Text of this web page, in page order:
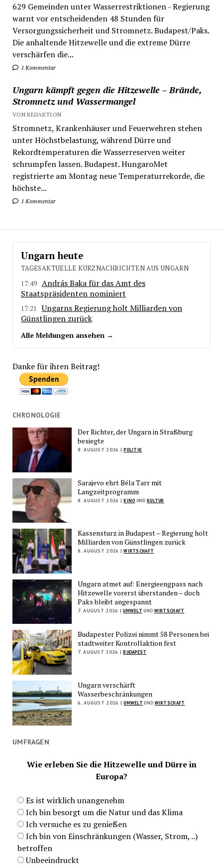
629 Gemeinden unter Wasserrestriktionen - Regierung
warnt vor entscheidenden 48 Stunden für
Versorgungssicherheit und Stromnetz. Budapest/Paks.
Die anhaltende Hitzewelle und die extreme Dürre
verschärfen die...
1 Kommentar
Ungarn kämpft gegen die Hitzewelle – Brände,
Stromnetz und Wassermangel
VON REDAKTION
Stromnetz, Krankenhäuser und Feuerwehren stehen
unter Höchstbelastung, während Dürre und
Rekordtemperaturen die Wasserreserven weiter
schrumpfen lassen. Budapest. HungaroMet
registrierte am Montag neue Temperaturrekorde, die
höchste...
1 Kommentar
Ungarn heute
TAGESAKTUELLE KURZNACHRICHTEN AUS UNGARN
17:49 András Baka für das Amt des
Staatspräsidenten nominiert
17:21
Ungarns Regierung holt Milliarden von
Günstlingen zurück
Alle Meldungen ansehen →
Danke für ihren Beitrag!
CHRONOLOGIE
Der Richter, der Ungarn in Straßburg
besiegte
8. AUGUST 2026 | POLITIK
Sarajevo ehrt Béla Tarr mit
Langzeitprogramm
8. AUGUST 2026 | KINO UND KULTUR
Kassensturz in Budapest – Regierung holt
Milliarden von Günstlingen zurück
8. AUGUST 2026 | WIRTSCHAFT
Ungarn atmet auf: Energieengpass nach
Hitzewelle vorerst überstanden – doch
Paks bleibt angespannt
7. AUGUST 2026 | UMWELT UND WIRTSCHAFT
Budapester Polizei nimmt 58 Personen bei
stadtweiter Kontrollaktion fest
7. AUGUST 2026 | BUDAPEST
Ungarn verschärft
Wasserbeschränkungen
6. AUGUST 2026 | UMWELT UND WIRTSCHAFT
UMFRAGEN
Wie erleben Sie die Hitzewelle und Dürre in
Europa?
Es ist wirklich unangenehm
Ich bin besorgt um die Natur und das Klima
Ich versuche es zu genießen
Ich bin von Einschränkungen (Wasser, Strom, ..)
betroffen
Unbeeindruckt